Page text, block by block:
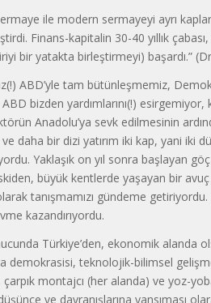
ile modern sermayeyi ayrı
Finans-kapitalin 30-40 yıllık
bir ya­takta birleştirmeyi) başardı.” (Dr.
ABD’yle tam bü­tünleşmemiz,
bizden yardımla­rını(!)
Anadolu’ya sevk edilmesinin
daha bir dizi yatırım iki kap, yani iki
Yak­laşık on yıl sonra başlayan
büyük kentlerde yaşayan bir
tanışmamızı gündeme getiriyordu.
kazandırıyordu.
Türkiye’den, ekonomik alanda
demokrasisi, teknolojik-bilimsel
mon­tajcı (her alanda) ve yoz-
ve davranışlarına yansıması